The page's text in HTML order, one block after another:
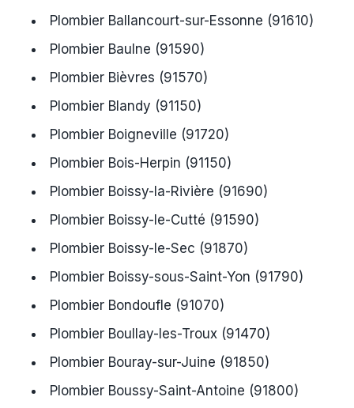
Plombier Ballancourt-sur-Essonne (91610)
Plombier Baulne (91590)
Plombier Bièvres (91570)
Plombier Blandy (91150)
Plombier Boigneville (91720)
Plombier Bois-Herpin (91150)
Plombier Boissy-la-Rivière (91690)
Plombier Boissy-le-Cutté (91590)
Plombier Boissy-le-Sec (91870)
Plombier Boissy-sous-Saint-Yon (91790)
Plombier Bondoufle (91070)
Plombier Boullay-les-Troux (91470)
Plombier Bouray-sur-Juine (91850)
Plombier Boussy-Saint-Antoine (91800)